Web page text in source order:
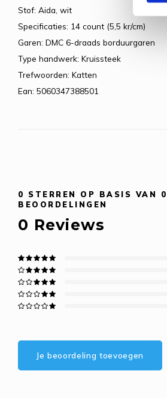
Stof: Aida, wit
Specificaties: 14 count (5,5 kr/cm)
Garen: DMC 6-draads borduurgaren
Type handwerk: Kruissteek
Trefwoorden: Katten
Ean: 5060347388501
0 STERREN OP BASIS VAN 0
BEOORDELINGEN
0 Reviews
Je beoordeling toevoegen